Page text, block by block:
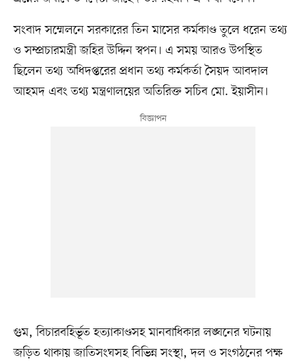
সংবাদ সম্মেলনে সরকারের তিন মাসের কর্মকাণ্ড তুলে ধরেন তথ্য
ও সম্প্রচারমন্ত্রী জহির উদ্দিন স্বপন। এ সময় আরও উপস্থিত
ছিলেন তথ্য অধিদপ্তরের প্রধান তথ্য কর্মকর্তা সৈয়দ আবদাল
আহমদ এবং তথ্য মন্ত্রণালয়ের অতিরিক্ত সচিব মো. ইয়াসীন।
গুম, বিচারবহির্ভূত হত্যাকাণ্ডসহ মানবাধিকার লঙ্ঘনের ঘটনায়
জড়িত থাকায় জাতিসংঘসহ বিভিন্ন সংস্থা, দল ও সংগঠনের পক্ষ